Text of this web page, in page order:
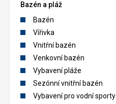
Bazén a pláž
Bazén
Vířivka
Vnitřní bazén
Venkovní bazén
Vybavení pláže
Sezónní vnitřní bazén
Vybavení pro vodní sporty